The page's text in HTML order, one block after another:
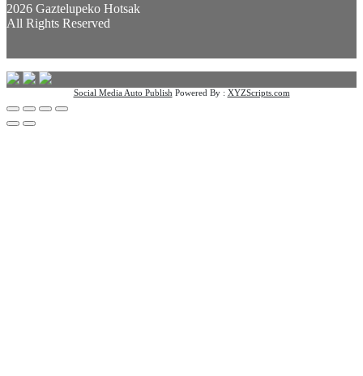
2026 Gaztelupeko Hotsak
All Rights Reserved
Social Media Auto Publish Powered By : XYZScripts.com